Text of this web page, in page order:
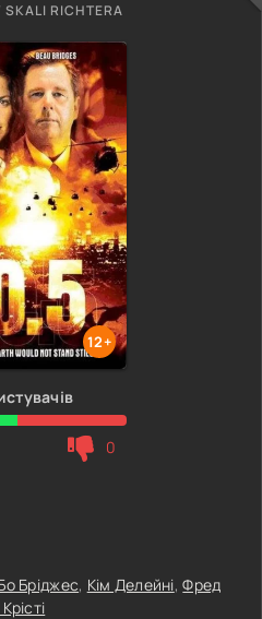
RICHTERA
12+
0
Бріджес, Кім Делейні,Фред